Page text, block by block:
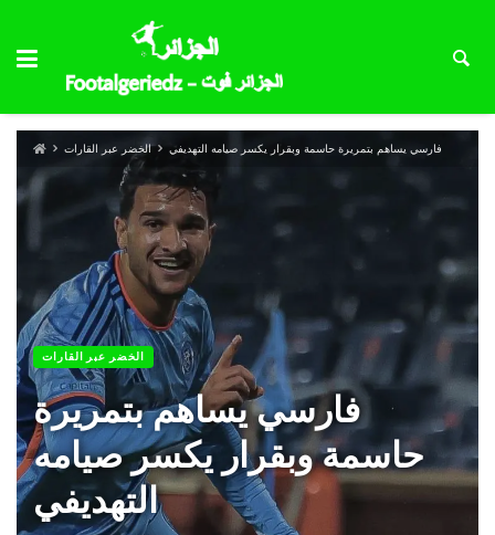
الخضر عبر القارات فارسي يساهم بتمريرة حاسمة وبقرار يكسر صيامه التهديفي
الخضر عبر القارات
فارسي يساهم بتمريرة
حاسمة وبقرار يكسر صيامه
التهديفي